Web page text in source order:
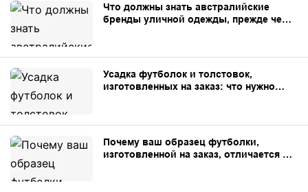
Что должны знать австралийские
бренды уличной одежды, прежде чем
Усадка футболок и толстовок,
изготовленных на заказ: что нужно
Почему ваш образец футболки,
изготовленной на заказ, отличается от